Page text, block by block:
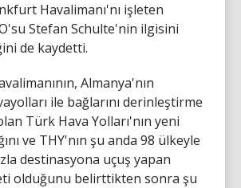
Havalimanı'nı işleten
Stefan Schulte'nin ilgisini
de kaydetti.
Almanya'nın
ile bağlarını derinleştirme
Türk Hava Yolları'nın yeni
ve THY'nın şu anda 98 ülkeyle
destinasyona uçuş yapan
olduğunu belirttikten sonra şu